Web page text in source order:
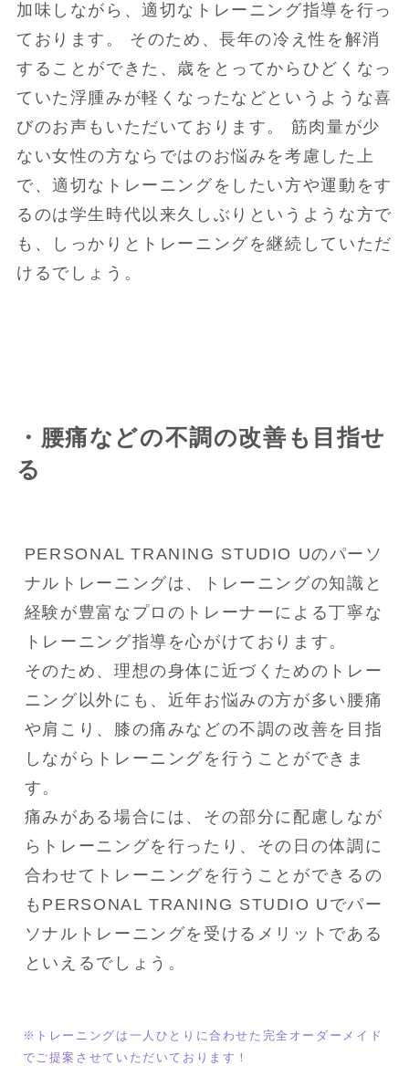
加味しながら、適切なトレーニング指導を行っ
ております。 そのため、長年の冷え性を解消
することができた、歳をとってからひどくなっ
ていた浮腫みが軽くなったなどというような喜
びのお声もいただいております。 筋肉量が少
ない女性の方ならではのお悩みを考慮した上
で、適切なトレーニングをしたい方や運動をす
るのは学生時代以来久しぶりというような方で
も、しっかりとトレーニングを継続していただ
けるでしょう。
・腰痛などの不調の改善も目指せ
る
PERSONAL TRANING STUDIO Uのパーソ
ナルトレーニングは、トレーニングの知識と
経験が豊富なプロのトレーナーによる丁寧な
トレーニング指導を心がけております。
そのため、理想の身体に近づくためのトレー
ニング以外にも、近年お悩みの方が多い腰痛
や肩こり、膝の痛みなどの不調の改善を目指
しながらトレーニングを行うことができま
す。
痛みがある場合には、その部分に配慮しなが
らトレーニングを行ったり、その日の体調に
合わせてトレーニングを行うことができるの
もPERSONAL TRANING STUDIO Uでパー
ソナルトレーニングを受けるメリットである
といえるでしょう。
※トレーニングは一人ひとりに合わせた完全オーダーメイド
でご提案させていただいております！